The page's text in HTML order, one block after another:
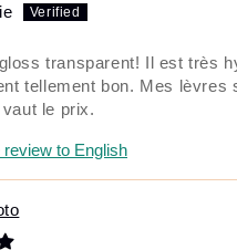
transparent! Il est très
tellement bon. Mes lèvres
le prix.
review to English